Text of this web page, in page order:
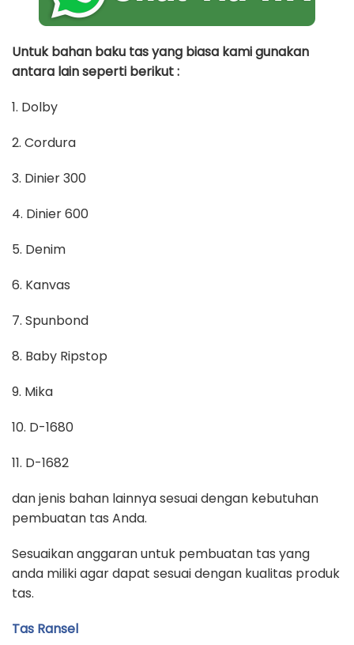
Untuk bahan baku tas yang biasa kami gunakan
antara lain seperti berikut :
1. Dolby
2. Cordura
3. Dinier 300
4. Dinier 600
5. Denim
6. Kanvas
7. Spunbond
8. Baby Ripstop
9. Mika
10. D-1680
11. D-1682
dan jenis bahan lainnya sesuai dengan kebutuhan
pembuatan tas Anda.
Sesuaikan anggaran untuk pembuatan tas yang
anda miliki agar dapat sesuai dengan kualitas produk
tas.
Tas Ransel